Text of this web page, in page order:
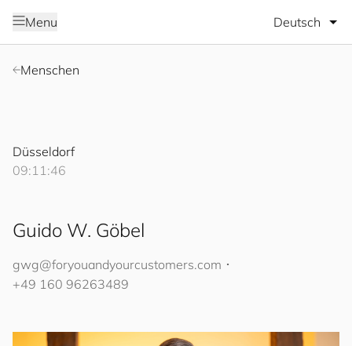
Menu Sprache
Menschen
Düsseldorf
09:11:46
Guido W. Göbel
gwg@foryouandyourcustomers.com ･
+49 160 96263489